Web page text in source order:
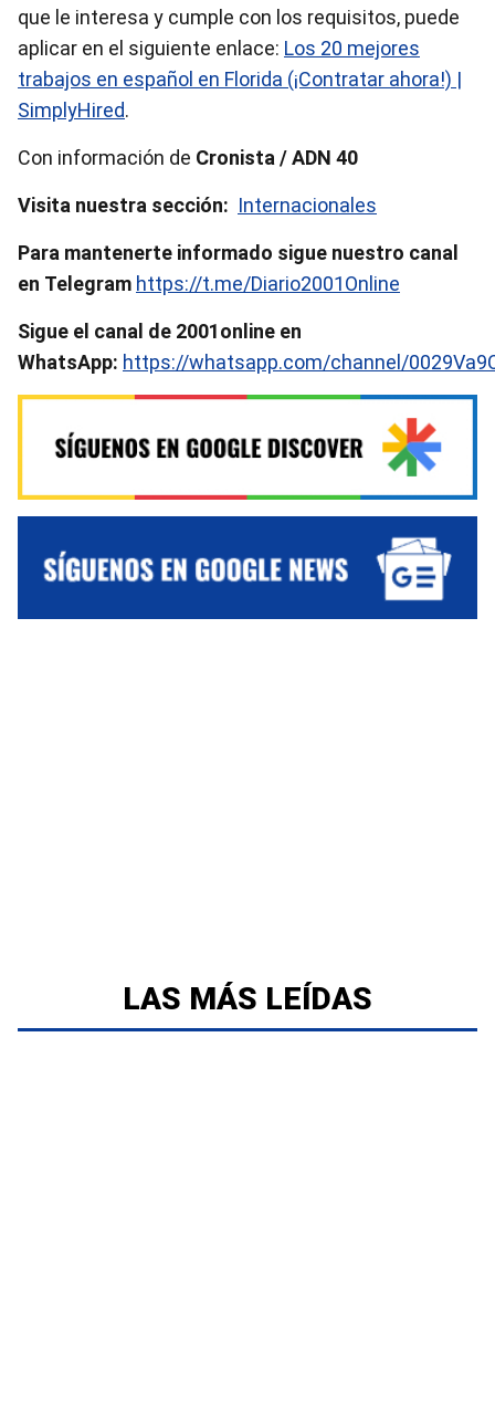
que le interesa y cumple con los requisitos, puede
aplicar en el siguiente enlace: Los 20 mejores
trabajos en español en Florida (¡Contratar ahora!) |
SimplyHired.
Con información de Cronista / ADN 40
Visita nuestra sección: Internacionales
Para mantenerte informado sigue nuestro canal
en Telegram https://t.me/Diario2001Online
Sigue el canal de 2001online en
WhatsApp: https://whatsapp.com/channel/
LAS MÁS LEÍDAS